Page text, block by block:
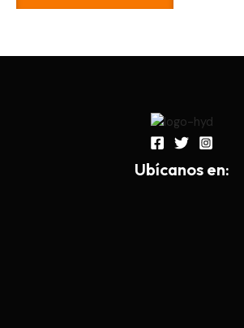
Ubícanos en: